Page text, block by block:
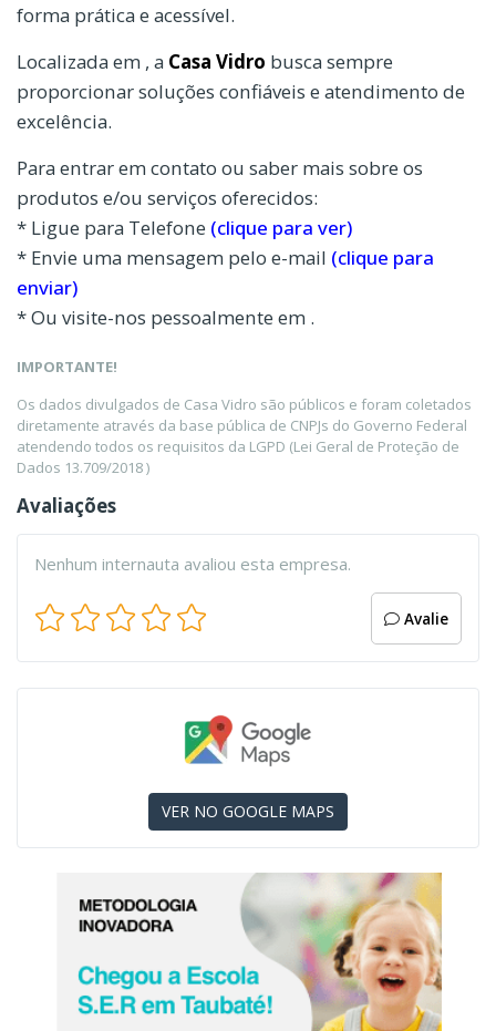
forma prática e acessível.
Localizada em , a Casa Vidro busca sempre
proporcionar soluções confiáveis e atendimento de
excelência.
Para entrar em contato ou saber mais sobre os
produtos e/ou serviços oferecidos:
* Ligue para Telefone (clique para ver)
* Envie uma mensagem pelo e-mail (clique para
enviar)
* Ou visite-nos pessoalmente em .
IMPORTANTE!
Os dados divulgados de Casa Vidro são públicos e foram coletados
diretamente através da base pública de CNPJs do Governo Federal
atendendo todos os requisitos da LGPD (Lei Geral de Proteção de
Dados 13.709/2018 )
Avaliações
Nenhum internauta avaliou esta empresa.
Avalie
VER NO GOOGLE MAPS